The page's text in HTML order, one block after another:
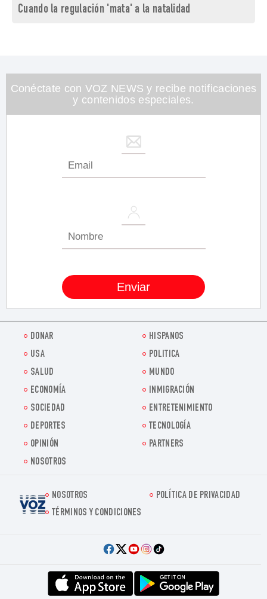
Cuando la regulación 'mata' a la natalidad
Conéctate con VOZ NEWS y recibe notificaciones
y contenidos especiales.
DONAR
HISPANOS
USA
POLITICA
SALUD
MUNDO
ECONOMÍA
INMIGRACIÓN
SOCIEDAD
ENTRETENIMIENTO
DEPORTES
TECNOLOGÍA
OPINIÓN
PARTNERS
NOSOTROS
Voz.us
NOSOTROS
POLÍTICA DE PRIVACIDAD
TÉRMINOS Y CONDICIONES